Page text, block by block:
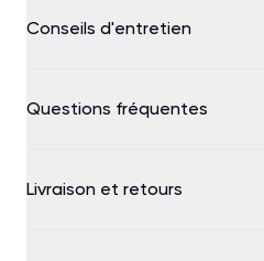
Conseils d'entretien
Questions fréquentes
Livraison et retours